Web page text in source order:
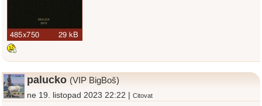
palucko (VIP BigBoš)
ne 19. listopad 2023 22:22 | Citovat